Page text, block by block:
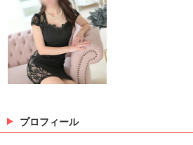
プロフィール